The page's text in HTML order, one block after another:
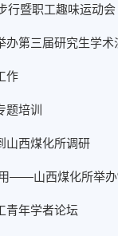
行暨职工趣味运动会
办第三届研究生学术
作
题培训
山西煤化所调研
——山西煤化所举办
青年学者论坛